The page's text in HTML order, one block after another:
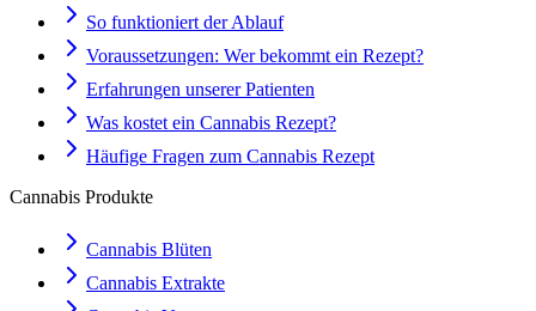
So funktioniert der Ablauf
Voraussetzungen: Wer bekommt ein Rezept?
Erfahrungen unserer Patienten
Was kostet ein Cannabis Rezept?
Häufige Fragen zum Cannabis Rezept
Cannabis Produkte
Cannabis Blüten
Cannabis Extrakte